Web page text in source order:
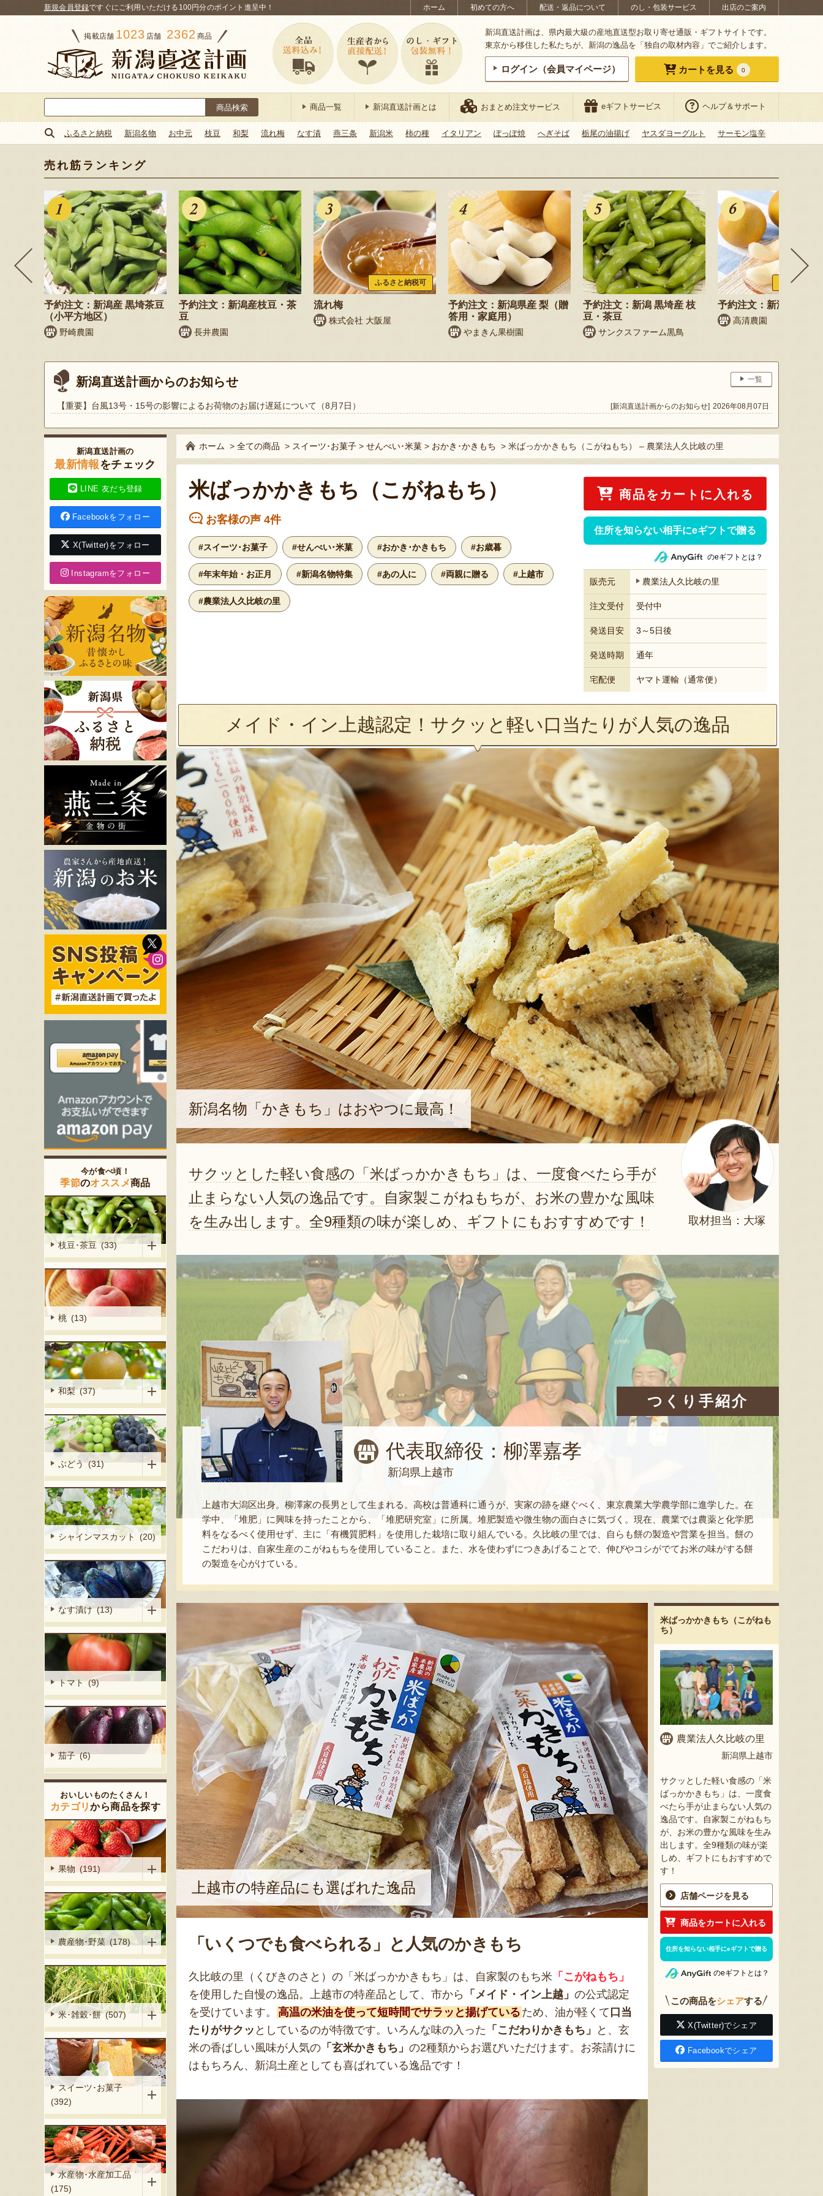
ホーム 初めての方へ 配送・返品について のし・包装サービス 出店のご案内
新規会員登録ですぐにご利用いただける100円分のポイント進呈中！
掲載店舗 1023 店舗 2362 商品
新潟直送計画は、県内最大級の産地直送型お取り寄せ通販・ギフトサイトです。
東京から移住した私たちが、新潟の逸品を「独自の取材内容」でご紹介します。
ログイン（会員マイページ） カートを見る 0
索:
商品一覧 新潟直送計画とは おまとめ注文サービス eギフトサービス ヘルプ＆サポート
ふるさと納税 新潟名物 お中元 枝豆 和梨 流れ梅 なす漬 燕三条 新潟米 柿の種 イタリアン ぽっぽ焼 へぎそば 栃尾の油揚げ ヤスダヨーグルト サーモン塩辛
売れ筋ランキング
予約注文：新潟産 黒埼茶豆
（小平方地区）
野崎農園
予約注文：新潟産枝豆・茶
豆
長井農園
ふるさと納税可
流れ梅
株式会社 大阪屋
予約注文：新潟県産 梨（贈
答用・家庭用）
やまきん果樹園
予約注文：新潟 黒埼産 枝
豆・茶豆
サンクスファーム黒鳥
ふるさと納
予約注文：新潟県産 梨
高清農園
新潟直送計画からのお知らせ 一覧
【重要】台風13号・15号の影響によるお荷物のお届け遅延について（8月7日） [新潟直送計画からのお知らせ] 2026年08月07日
ホーム > 全ての商品 > スイーツ･お菓子 > せんべい･米菓 > おかき･かきもち > 米ばっかかきもち（こがねもち） – 農業法人久比岐の里
米ばっかかきもち（こがねもち）
お客様の声 4件
#スイーツ･お菓子 #せんべい･米菓 #おかき･かきもち #お歳暮
#年末年始・お正月 #新潟名物特集 #あの人に #両親に贈る #上越市
#農業法人久比岐の里
商品をカートに入れる
住所を知らない相手にeギフトで贈る
のeギフトとは？
販売元 農業法人久比岐の里
注文受付 受付中
発送目安 3～5日後
発送時期 通年
宅配便 ヤマト運輸（通常便）
メイド・イン上越認定！サクッと軽い口当たりが人気の逸品
新潟名物「かきもち」はおやつに最高！
取材担当：大塚
サクッとした軽い食感の「米ばっかかきもち」は、一度食べたら手が
止まらない人気の逸品です。自家製こがねもちが、お米の豊かな風味
を生み出します。全9種類の味が楽しめ、ギフトにもおすすめです！
つくり手紹介
代表取締役：柳澤嘉孝
新潟県上越市
上越市大潟区出身。柳澤家の長男として生まれる。高校は普通科に通うが、実家の跡を継ぐべく、東京農業大学農学部に進学した。在
学中、「堆肥」に興味を持ったことから、「堆肥研究室」に所属。堆肥製造や微生物の面白さに気づく。現在、農業では農薬と化学肥
料をなるべく使用せず、主に「有機質肥料」を使用した栽培に取り組んでいる。久比岐の里では、自らも餅の製造や営業を担当。餅の
こだわりは、自家生産のこがねもちを使用していること。また、水を使わずにつきあげることで、伸びやコシがでてお米の味がする餅
の製造を心がけている。
上越市の特産品にも選ばれた逸品
「いくつでも食べられる」と人気のかきもち
久比岐の里（くびきのさと）の「米ばっかかきもち」は、自家製のもち米 「こがねもち」
を使用した自慢の逸品。上越市の特産品として、市から
「メイド・イン上越」 の公式認定
を受けています。 高温の米油を使って短時間でサラッと揚げている ため、油が軽くて 口当
たりがサクッ としているのが特徴です。いろんな味の入った 「こだわりかきもち」
と、玄
米の香ばしい風味が人気の 「玄米かきもち」 の2種類からお選びいただけます。お茶請けに
はもちろん、新潟土産としても喜ばれている逸品です！
米ばっかかきもち（こがねも
ち）
農業法人久比岐の里
新潟県上越市
サクッとした軽い食感の「米
ばっかかきもち」は、一度食
べたら手が止まらない人気の
逸品です。自家製こがねもち
が、お米の豊かな風味を生み
出します。全9種類の味が楽
しめ、ギフトにもおすすめで
す！
店舗ページを見る
商品をカートに入れる
住所を知らない相手にeギフトで贈る
のeギフトとは？
この商品をシェアする
X(Twitter)でシェア
Facebookでシェア
新潟直送計画の
最新情報をチェック
LINE 友だち登録
Facebookをフォロー
X(Twitter)をフォロー
Instagramをフォロー
今が食べ頃！
季節のオススメ商品
枝豆･茶豆 (33)
桃 (13)
和梨 (37)
ぶどう (31)
シャインマスカット (20)
なす漬け (13)
トマト (9)
茄子 (6)
おいしいものたくさん！
カテゴリから商品を探す
果物 (191)
農産物･野菜 (178)
米･雑穀･餅 (507)
スイーツ･お菓子
(392)
水産物･水産加工品
(175)